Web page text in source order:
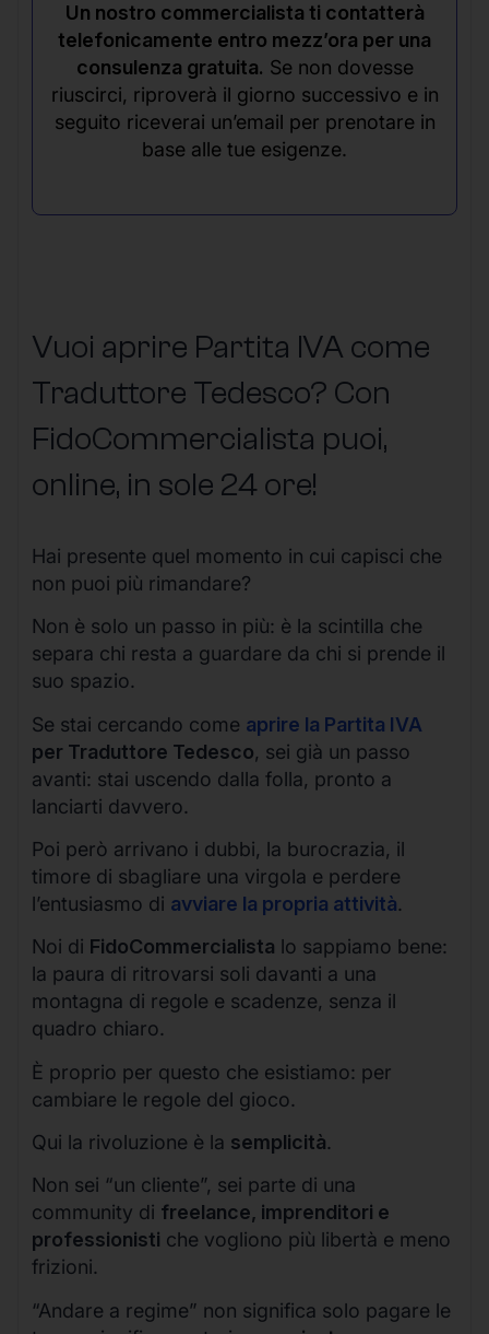
Un nostro commercialista ti contatterà
telefonicamente entro mezz’ora per una
consulenza gratuita. Se non dovesse
riuscirci, riproverà il giorno successivo e in
seguito riceverai un’email per prenotare in
base alle tue esigenze.
Vuoi aprire Partita IVA come
Traduttore Tedesco? Con
FidoCommercialista puoi,
online, in sole 24 ore!
Hai presente quel momento in cui capisci che
non puoi più rimandare?
Non è solo un passo in più: è la scintilla che
separa chi resta a guardare da chi si prende il
suo spazio.
Se stai cercando come aprire la Partita IVA
per Traduttore Tedesco, sei già un passo
avanti: stai uscendo dalla folla, pronto a
lanciarti davvero.
Poi però arrivano i dubbi, la burocrazia, il
timore di sbagliare una virgola e perdere
l’entusiasmo di avviare la propria attività.
Noi di FidoCommercialista lo sappiamo bene:
la paura di ritrovarsi soli davanti a una
montagna di regole e scadenze, senza il
quadro chiaro.
È proprio per questo che esistiamo: per
cambiare le regole del gioco.
Qui la rivoluzione è la semplicità.
Non sei “un cliente”, sei parte di una
community di freelance, imprenditori e
professionisti che vogliono più libertà e meno
frizioni.
“Andare a regime” non significa solo pagare le